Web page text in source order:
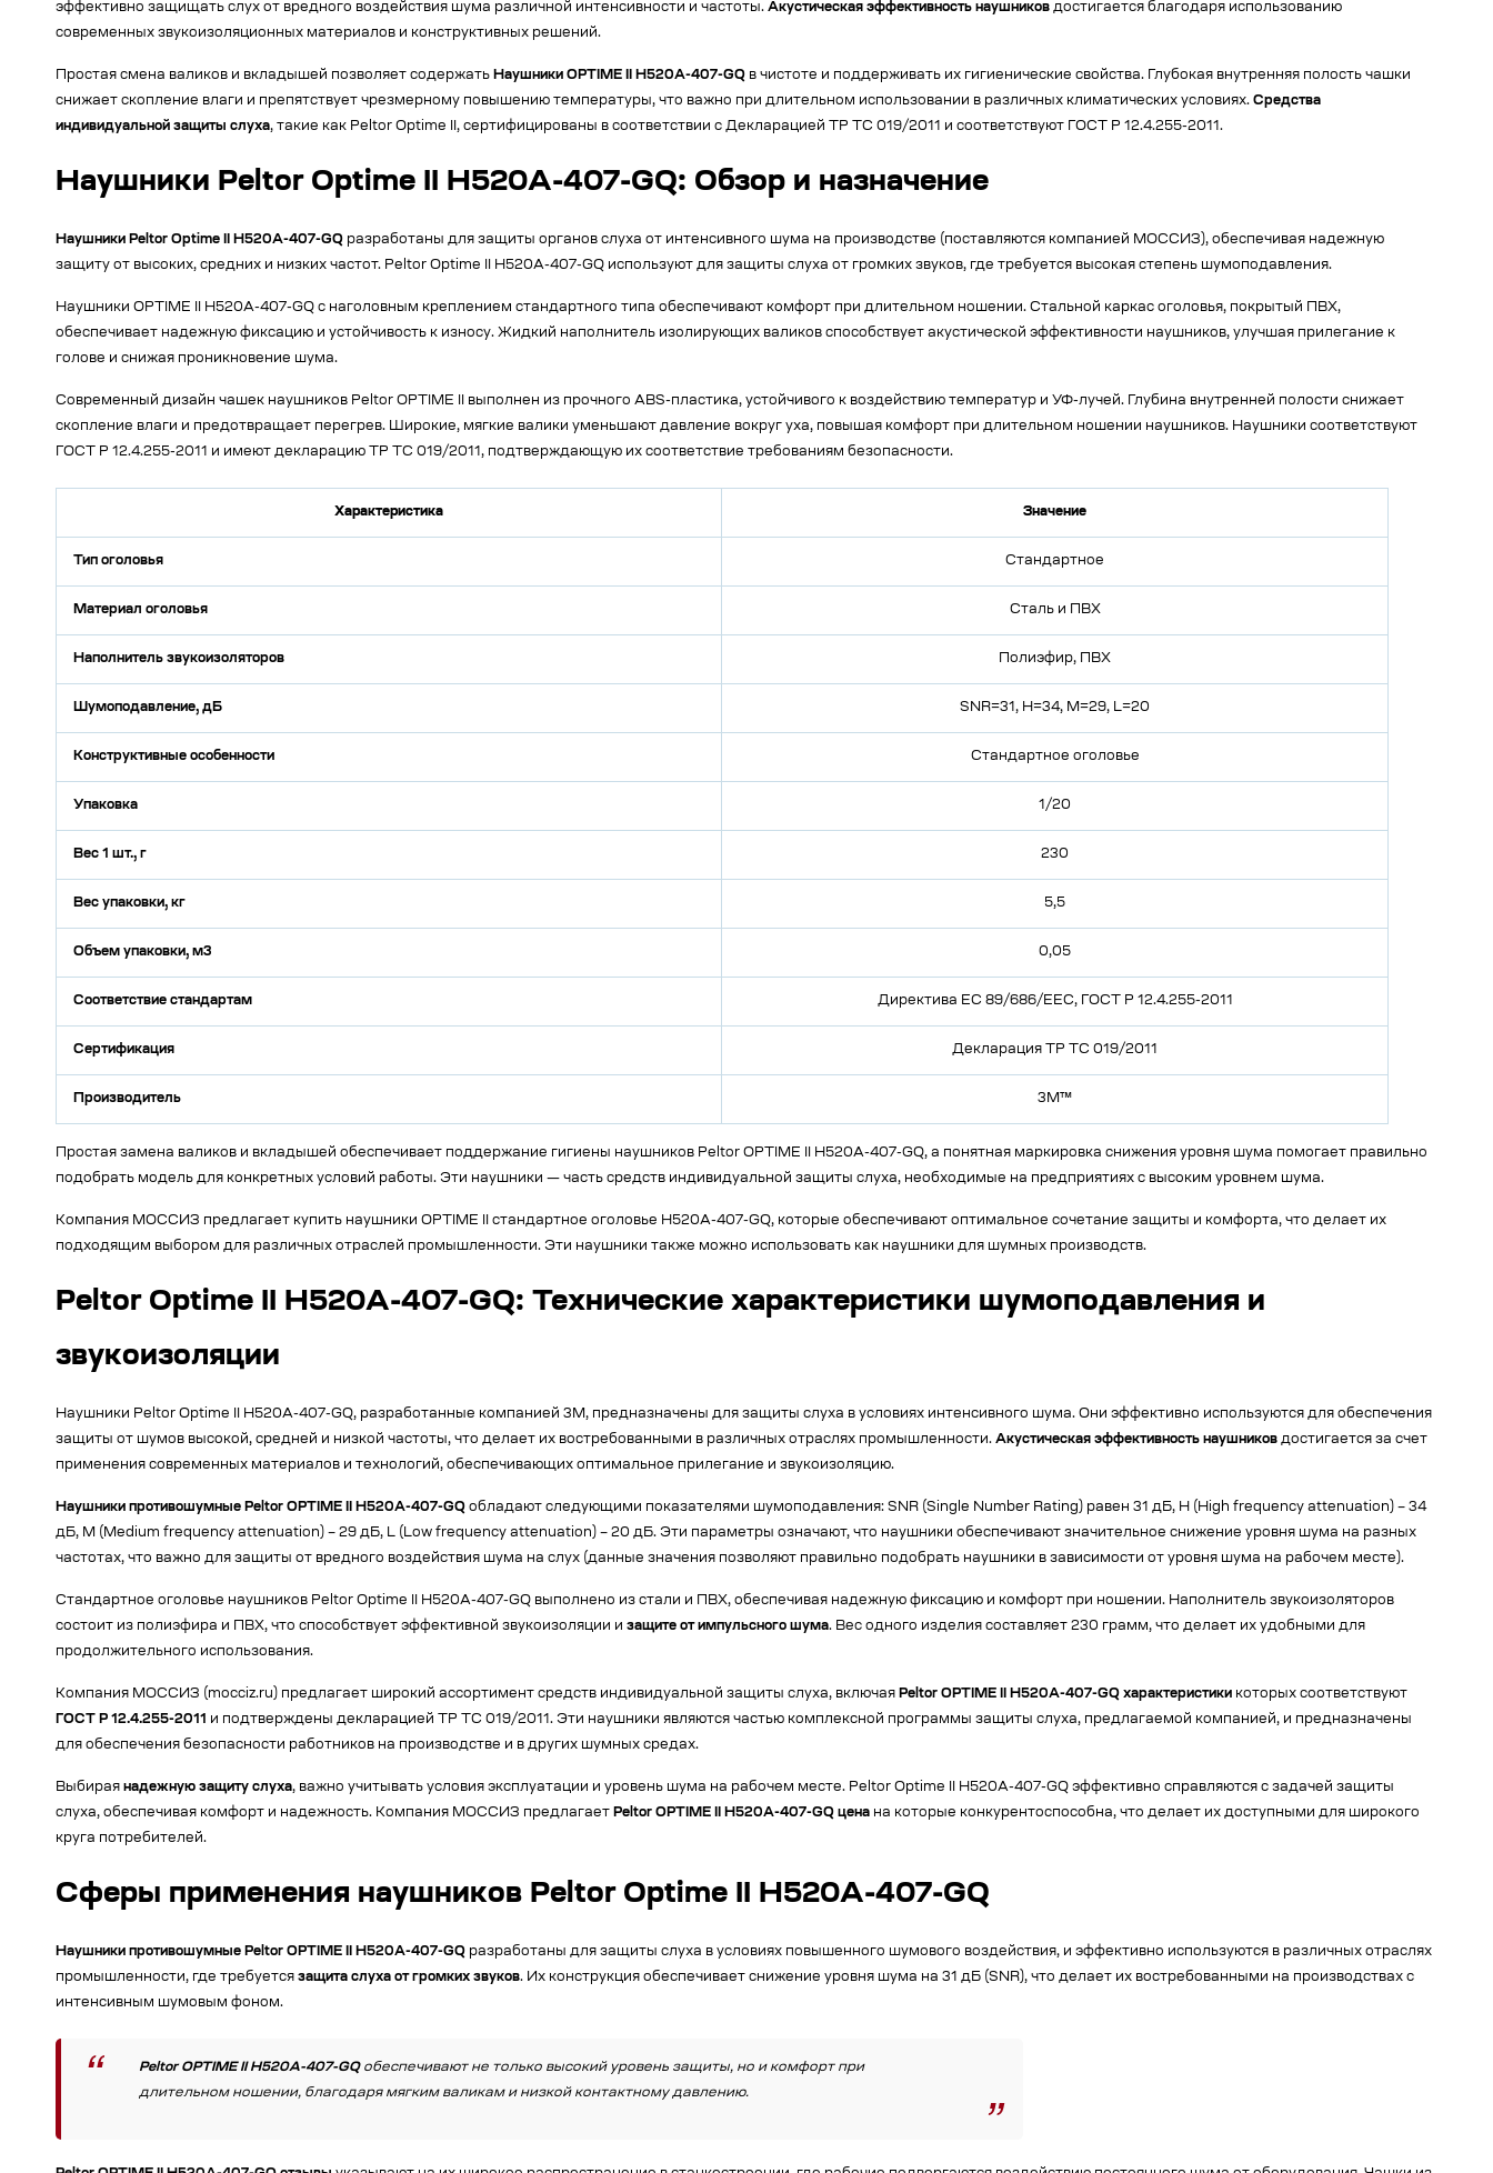
эффективно защищать слух от вредного воздействия шума различной интенсивности и частоты. Акустическая эффективность наушников достигается благодаря использованию
современных звукоизоляционных материалов и конструктивных решений.
Простая смена валиков и вкладышей позволяет содержать Наушники OPTIME II H520A-407-GQ в чистоте и поддерживать их гигиенические свойства. Глубокая внутренняя полость чашки
снижает скопление влаги и препятствует чрезмерному повышению температуры, что важно при длительном использовании в различных климатических условиях. Средства
индивидуальной защиты слуха, такие как Peltor Optime II, сертифицированы в соответствии с Декларацией ТР ТС 019/2011 и соответствуют ГОСТ Р 12.4.255-2011.
Наушники Peltor Optime II H520A-407-GQ: Обзор и назначение
Наушники Peltor Optime II H520A-407-GQ разработаны для защиты органов слуха от интенсивного шума на производстве (поставляются компанией МОССИЗ), обеспечивая надежную
защиту от высоких, средних и низких частот. Peltor Optime II H520A-407-GQ используют для защиты слуха от громких звуков, где требуется высокая степень шумоподавления.
Наушники OPTIME II H520A-407-GQ с наголовным креплением стандартного типа обеспечивают комфорт при длительном ношении. Стальной каркас оголовья, покрытый ПВХ,
обеспечивает надежную фиксацию и устойчивость к износу. Жидкий наполнитель изолирующих валиков способствует акустической эффективности наушников, улучшая прилегание к
голове и снижая проникновение шума.
Современный дизайн чашек наушников Peltor OPTIME II выполнен из прочного ABS-пластика, устойчивого к воздействию температур и УФ-лучей. Глубина внутренней полости снижает
скопление влаги и предотвращает перегрев. Широкие, мягкие валики уменьшают давление вокруг уха, повышая комфорт при длительном ношении наушников. Наушники соответствуют
ГОСТ Р 12.4.255-2011 и имеют декларацию ТР ТС 019/2011, подтверждающую их соответствие требованиям безопасности.
Характеристика Значение
Тип оголовья Стандартное
Материал оголовья Сталь и ПВХ
Наполнитель звукоизоляторов Полиэфир, ПВХ
Шумоподавление, дБ SNR=31, H=34, M=29, L=20
Конструктивные особенности Стандартное оголовье
Упаковка 1/20
Вес 1 шт., г 230
Вес упаковки, кг 5,5
Объем упаковки, м3 0,05
Соответствие стандартам Директива ЕС 89/686/EEC, ГОСТ Р 12.4.255-2011
Сертификация Декларация ТР ТС 019/2011
Производитель 3M™
Простая замена валиков и вкладышей обеспечивает поддержание гигиены наушников Peltor OPTIME II H520A-407-GQ, а понятная маркировка снижения уровня шума помогает правильно
подобрать модель для конкретных условий работы. Эти наушники — часть средств индивидуальной защиты слуха, необходимые на предприятиях с высоким уровнем шума.
Компания МОССИЗ предлагает купить наушники OPTIME II стандартное оголовье H520A-407-GQ, которые обеспечивают оптимальное сочетание защиты и комфорта, что делает их
подходящим выбором для различных отраслей промышленности. Эти наушники также можно использовать как наушники для шумных производств.
Peltor Optime II H520A-407-GQ: Технические характеристики шумоподавления и
звукоизоляции
Наушники Peltor Optime II H520A-407-GQ, разработанные компанией 3M, предназначены для защиты слуха в условиях интенсивного шума. Они эффективно используются для обеспечения
защиты от шумов высокой, средней и низкой частоты, что делает их востребованными в различных отраслях промышленности. Акустическая эффективность наушников достигается за счет
применения современных материалов и технологий, обеспечивающих оптимальное прилегание и звукоизоляцию.
Наушники противошумные Peltor OPTIME II H520A-407-GQ обладают следующими показателями шумоподавления: SNR (Single Number Rating) равен 31 дБ, H (High frequency attenuation) – 34
дБ, M (Medium frequency attenuation) – 29 дБ, L (Low frequency attenuation) – 20 дБ. Эти параметры означают, что наушники обеспечивают значительное снижение уровня шума на разных
частотах, что важно для защиты от вредного воздействия шума на слух (данные значения позволяют правильно подобрать наушники в зависимости от уровня шума на рабочем месте).
Стандартное оголовье наушников Peltor Optime II H520A-407-GQ выполнено из стали и ПВХ, обеспечивая надежную фиксацию и комфорт при ношении. Наполнитель звукоизоляторов
состоит из полиэфира и ПВХ, что способствует эффективной звукоизоляции и защите от импульсного шума. Вес одного изделия составляет 230 грамм, что делает их удобными для
продолжительного использования.
Компания МОССИЗ (mocciz.ru) предлагает широкий ассортимент средств индивидуальной защиты слуха, включая Peltor OPTIME II H520A-407-GQ характеристики которых соответствуют
ГОСТ Р 12.4.255-2011 и подтверждены декларацией ТР ТС 019/2011. Эти наушники являются частью комплексной программы защиты слуха, предлагаемой компанией, и предназначены
для обеспечения безопасности работников на производстве и в других шумных средах.
Выбирая надежную защиту слуха, важно учитывать условия эксплуатации и уровень шума на рабочем месте. Peltor Optime II H520A-407-GQ эффективно справляются с задачей защиты
слуха, обеспечивая комфорт и надежность. Компания МОССИЗ предлагает Peltor OPTIME II H520A-407-GQ цена на которые конкурентоспособна, что делает их доступными для широкого
круга потребителей.
Сферы применения наушников Peltor Optime II H520A-407-GQ
Наушники противошумные Peltor OPTIME II H520A-407-GQ разработаны для защиты слуха в условиях повышенного шумового воздействия, и эффективно используются в различных отраслях
промышленности, где требуется защита слуха от громких звуков. Их конструкция обеспечивает снижение уровня шума на 31 дБ (SNR), что делает их востребованными на производствах с
интенсивным шумовым фоном.
Peltor OPTIME II H520A-407-GQобеспечивают не только высокий уровень защиты, но и комфорт при
длительном ношении, благодаря мягким валикам и низкой контактному давлению.